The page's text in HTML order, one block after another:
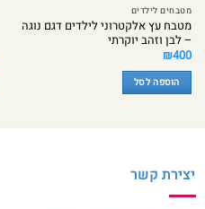
מטבחים לילדים
מטבח עץ אלקטרוני לילדים דגם נוגה
– לבן וזהב יוקרתי
₪400
הוספה לסל
יצירת קשר